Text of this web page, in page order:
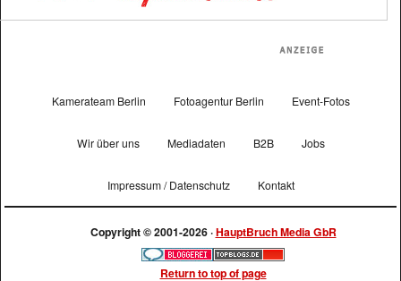
Kamerateam Berlin Fotoagentur Berlin Event-Fotos
Wir über uns Mediadaten B2B Jobs
Impressum / Datenschutz Kontakt
Copyright © 2001-2026 ·HauptBruch Media GbR
Return to top of page